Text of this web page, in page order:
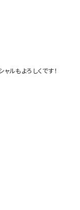
ルもよろしくです！